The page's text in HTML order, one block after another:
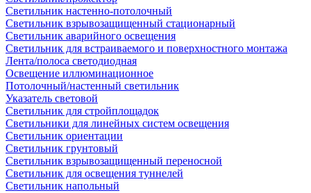
Светильник настенно-потолочный
Светильник взрывозащищенный стационарный
Светильник аварийного освещения
Светильник для встраиваемого и поверхностного монтажа
Лента/полоса светодиодная
Освещение иллюминационное
Потолочный/настенный светильник
Указатель световой
Светильник для стройплощадок
Светильники для линейных систем освещения
Светильник ориентации
Светильник грунтовый
Светильник взрывозащищенный переносной
Светильник для освещения туннелей
Светильник напольный